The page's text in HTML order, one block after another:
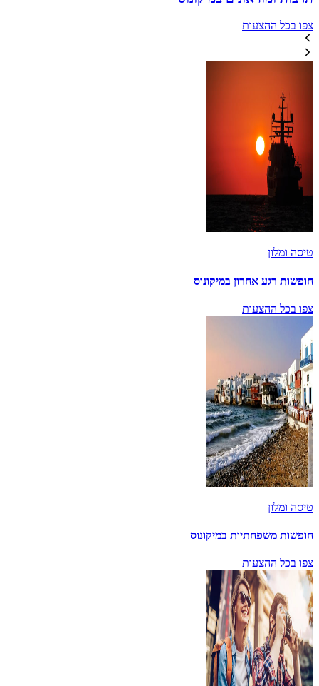
צפו בכל ההצעות
טיסה ומלון
חופשות רגע אחרון במיקונוס
צפו בכל ההצעות
טיסה ומלון
חופשות משפחתיות במיקונוס
צפו בכל ההצעות